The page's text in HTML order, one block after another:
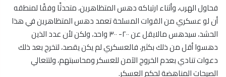
فحاول الهرب، وأثناء ارتباكه دهس المتظاهرين، متحدثًا وفقًا لمنطقه
أن لو عسكري من القوات المسلحة تعمد دهس المتظاهرين في هذا
الحشد، سيدهس مالايقل عن ٢٠٠- ٣٠٠ واحد، ولكن لأن عدد الذين
دهسوا أقل من ذلك بكثير، فالعسكري لم يكن يقصد، لتخرج بعد ذلك
دعوات تنادي بعدم الخروج الآمن للعسكر ومحاسبتهم، ولتتعالي
الصيحات المناهضة لحكم العسكر.